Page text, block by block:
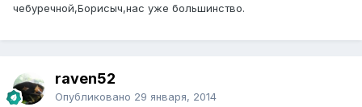
чебуречной,Борисыч,нас уже большинство.
raven52
Опубликовано 29 января, 2014